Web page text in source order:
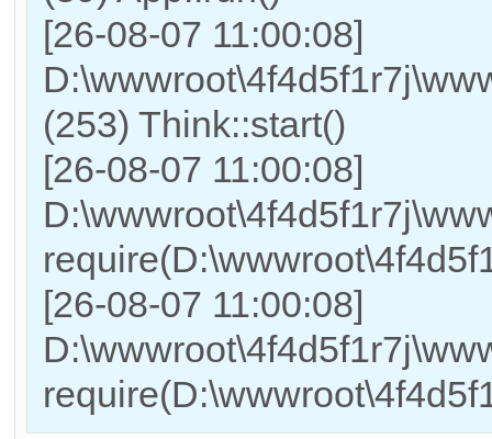
[26-08-07 11:00:08]
(253) Think::start()
[26-08-07 11:00:08]
[26-08-07 11:00:08]